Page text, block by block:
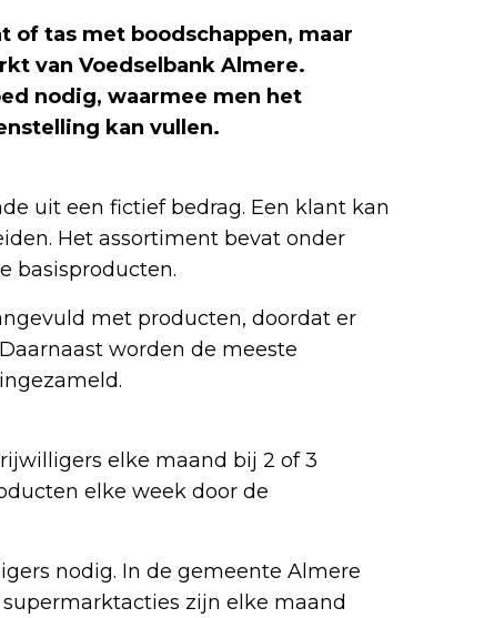
of tas met boodschappen, maar
van Voedselbank Almere.
nodig, waarmee men het
kan vullen.
uit een fictief bedrag. Een klant kan
Het assortiment bevat onder
basisproducten.
met producten, doordat er
worden de meeste
elke maand bij 2 of 3
elke week door de
nodig. In de gemeente Almere
supermarktacties zijn elke maand